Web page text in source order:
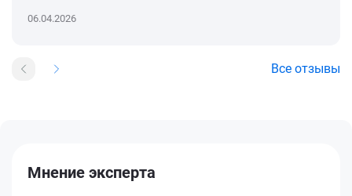
06.04.2026
Все отзывы
Мнение эксперта